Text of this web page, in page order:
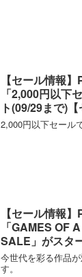
【セール情報
「2,000円以下
ト(09/29まで)
覧・ソート機能
2,000円以下セール
【セール情報
「GAMES OF
SALE」がスタ
【セールタイト
能付き】
今世代を彩る作品
す。